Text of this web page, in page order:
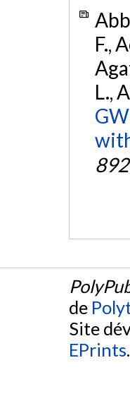
F.,
L.,
892
de
Site
EPrints.